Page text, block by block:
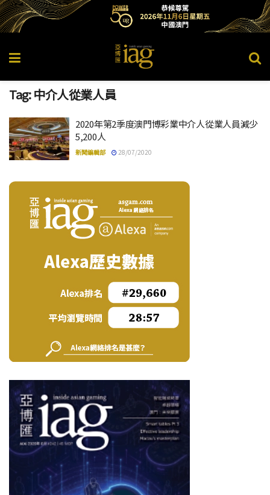
Tag:中介人從業人員
2020年第2季度澳門博彩業中介人從業人員減少
5,200人
新聞編輯部 28/07/2020